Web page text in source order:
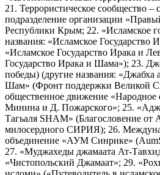
21. Террористическое сообщество –
подразделение организации
Республики Крым; 22. «Исламское
названия: «Исламское Государство
«Исламское Государство Ирака и
Государство Ирака и Шама»); 23.
победы) (другие названия:
Шам» (Фронт поддержки Великой
общественное движение
Минина и Д. Пожарского»; 25.
Тагьаля SHAM» (Благословение от
милосердного СИРИЯ); 26.
объединение «АУМ Синрике»
27. «Муджахеды джамаата Ат-
«Чистопольский Джамаат»; 29.